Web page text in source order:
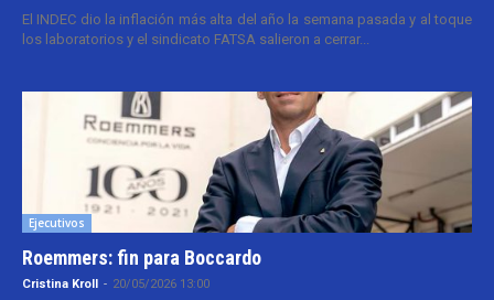
El INDEC dio la inflación más alta del año la semana pasada y al toque
los laboratorios y el sindicato FATSA salieron a cerrar...
Ejecutivos
Roemmers: fin para Boccardo
Cristina Kroll - 20/05/2026 13:00